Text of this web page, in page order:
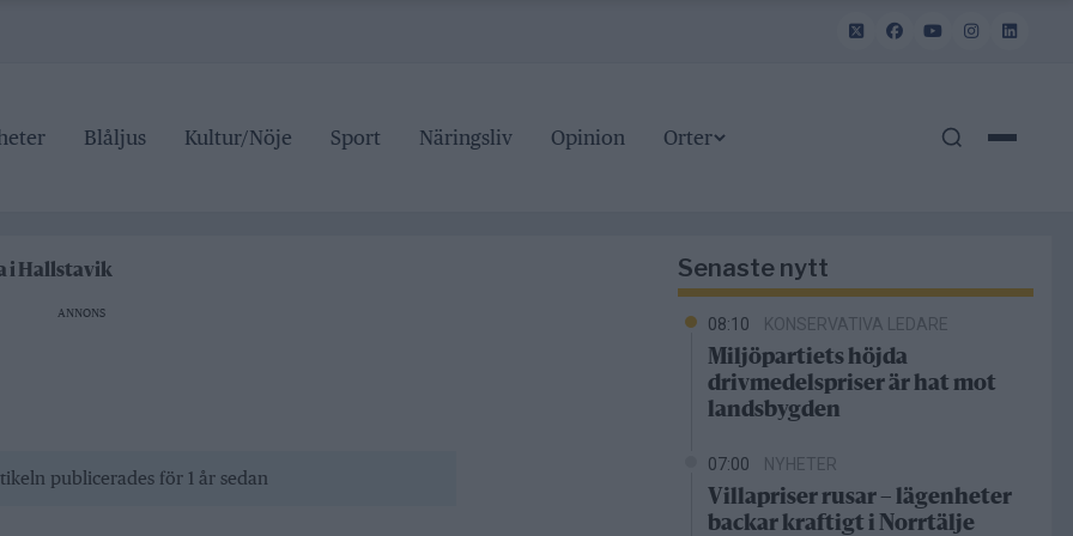
Blåljus Kultur/Nöje Sport Näringsliv Opinion Orter
på trafiken
i Hallstavik
som drabbas
ANNONS
publicerades för 1 år sedan
Senaste nytt
08:10 KONSERVATIVA LEDARE
Miljöpartiets höjda
drivmedelspriser är hat mot
landsbygden
07:00 NYHETER
Villapriser rusar – lägenheter
backar kraftigt i Norrtälje